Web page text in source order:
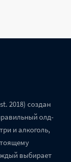
2018) создан
олд-
и алкоголь,
выбирает